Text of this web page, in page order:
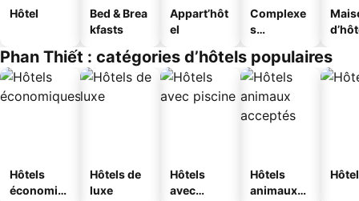
Hôtel
Bed & Brea
kfasts
Appart’hôt
el
Complexe
s
s
Phan Thiết : catégories d’hôtels populaires
Hôtels
économiq
Hôtels de
luxe
Hôtels
avec
Hôtels
animaux